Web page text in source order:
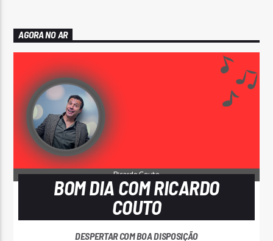
AGORA NO AR
BOM DIA COM RICARDO
COUTO
DESPERTAR COM BOA DISPOSIÇÃO